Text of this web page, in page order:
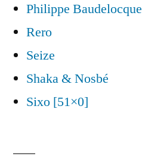
Philippe Baudelocque
Rero
Seize
Shaka & Nosbé
Sixo [51×0]